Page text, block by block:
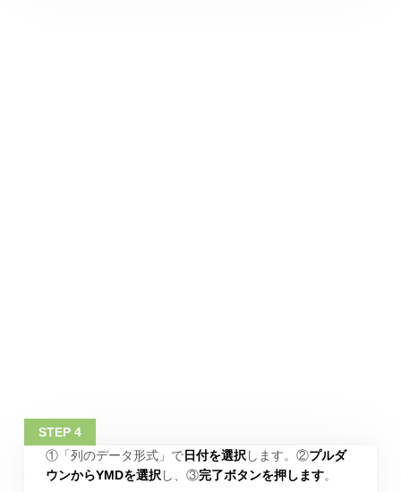
①「列のデータ形式」で日付を選択 します。②プルダ
ウンからYMDを選択 し、③完了ボタンを押します。